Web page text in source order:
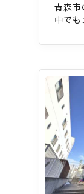
青森市
中でも